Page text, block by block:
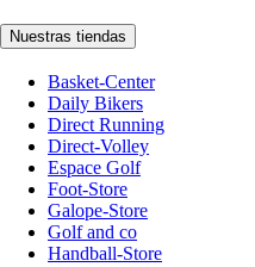
Nuestras tiendas
Basket-Center
Daily Bikers
Direct Running
Direct-Volley
Espace Golf
Foot-Store
Galope-Store
Golf and co
Handball-Store